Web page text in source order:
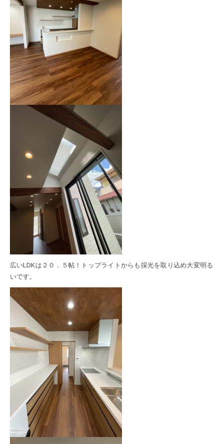
広いLDKは２０．５帖！トップライトからも採光を取り込め大変明る
いです。